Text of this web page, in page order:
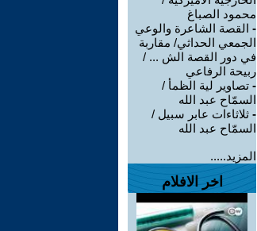
محمود الصباغ
- القصة الشاعرة والوعي
الجمعي الحداثي/ مقاربة
في دور القصة الش ... /
ربيحة الرفاعي
- تصاوير لية الظمأ /
السمّاح عبد الله
- ثلاثاءات عابر سبيل /
السمّاح عبد الله
المزيد.....
اخر الافلام